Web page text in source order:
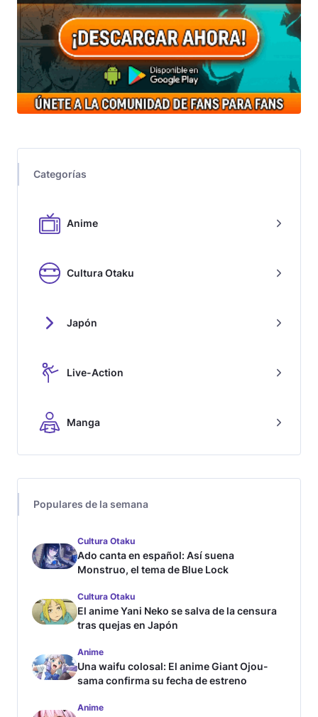
Categorías
Anime
Cultura Otaku
Japón
Live-Action
Manga
Populares de la semana
Cultura Otaku
Ado canta en español: Así suena
Monstruo, el tema de Blue Lock
Cultura Otaku
El anime Yani Neko se salva de la censura
tras quejas en Japón
Anime
Una waifu colosal: El anime Giant Ojou-
sama confirma su fecha de estreno
Anime